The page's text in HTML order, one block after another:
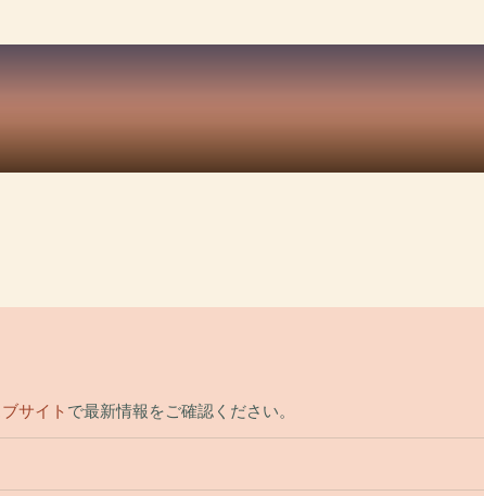
サイトで最新情報をご確認ください。